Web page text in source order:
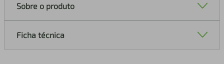
Sobre o produto
Ficha técnica